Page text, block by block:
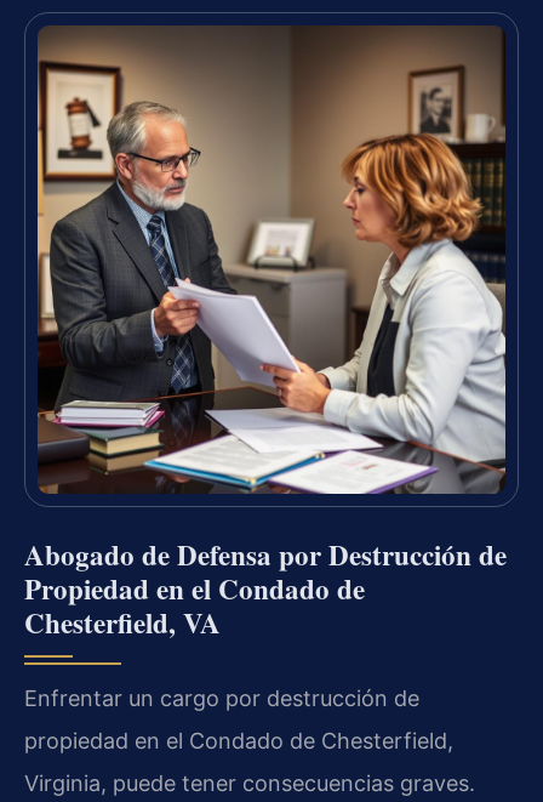
Abogado de Defensa por Destrucción de
Propiedad en el Condado de
Chesterfield, VA
Enfrentar un cargo por destrucción de
propiedad en el Condado de Chesterfield,
Virginia, puede tener consecuencias graves.